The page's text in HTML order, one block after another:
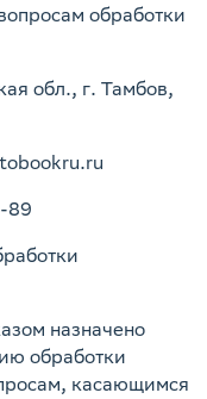
обработки
обл., г. Тамбов,
89
назначено
обработки
касающимся